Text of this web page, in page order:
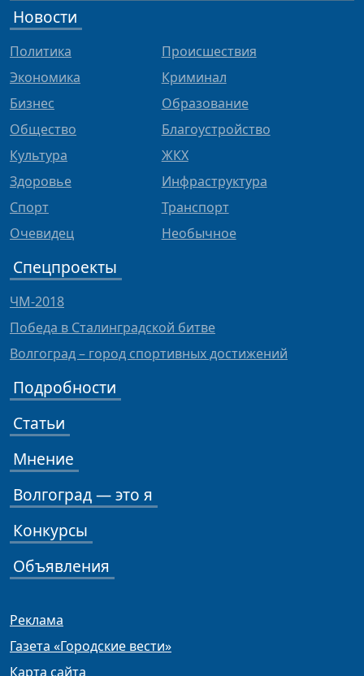
Новости
Политика
Экономика
Бизнес
Общество
Культура
Здоровье
Спорт
Очевидец
Происшествия
Криминал
Образование
Благоустройство
ЖКХ
Инфраструктура
Транспорт
Необычное
Спецпроекты
ЧМ-2018
Победа в Сталинградской битве
Волгоград – город спортивных достижений
Подробности
Статьи
Мнение
Волгоград — это я
Конкурсы
Объявления
Реклама
Газета «Городские вести»
Карта сайта